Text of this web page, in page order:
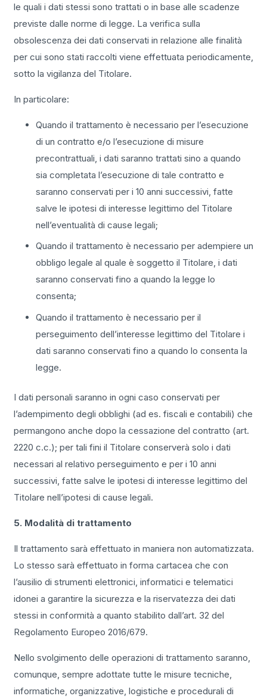
le quali i dati stessi sono trattati o in base alle scadenze
previste dalle norme di legge. La verifica sulla
obsolescenza dei dati conservati in relazione alle finalità
per cui sono stati raccolti viene effettuata periodicamente,
sotto la vigilanza del Titolare.
In particolare:
Quando il trattamento è necessario per l’esecuzione
di un contratto e/o l’esecuzione di misure
precontrattuali, i dati saranno trattati sino a quando
sia completata l’esecuzione di tale contratto e
saranno conservati per i 10 anni successivi, fatte
salve le ipotesi di interesse legittimo del Titolare
nell’eventualità di cause legali;
Quando il trattamento è necessario per adempiere un
obbligo legale al quale è soggetto il Titolare, i dati
saranno conservati fino a quando la legge lo
consenta;
Quando il trattamento è necessario per il
perseguimento dell’interesse legittimo del Titolare i
dati saranno conservati fino a quando lo consenta la
legge.
I dati personali saranno in ogni caso conservati per
l’adempimento degli obblighi (ad es. fiscali e contabili) che
permangono anche dopo la cessazione del contratto (art.
2220 c.c.); per tali fini il Titolare conserverà solo i dati
necessari al relativo perseguimento e per i 10 anni
successivi, fatte salve le ipotesi di interesse legittimo del
Titolare nell’ipotesi di cause legali.
5. Modalità di trattamento
Il trattamento sarà effettuato in maniera non automatizzata.
Lo stesso sarà effettuato in forma cartacea che con
l’ausilio di strumenti elettronici, informatici e telematici
idonei a garantire la sicurezza e la riservatezza dei dati
stessi in conformità a quanto stabilito dall’art. 32 del
Regolamento Europeo 2016/679.
Nello svolgimento delle operazioni di trattamento saranno,
comunque, sempre adottate tutte le misure tecniche,
informatiche, organizzative, logistiche e procedurali di